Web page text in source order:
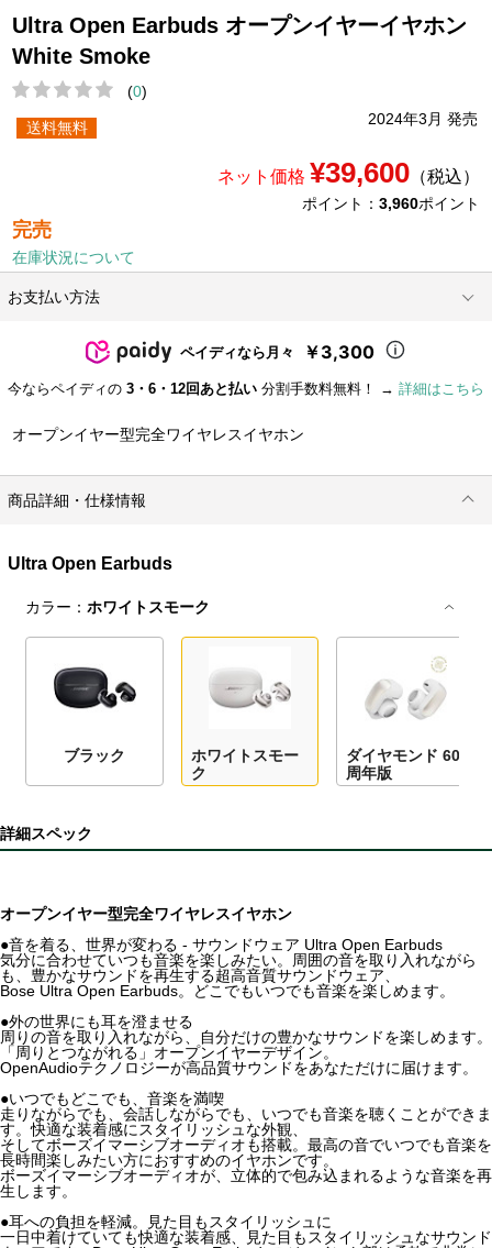
Ultra Open Earbuds オープンイヤーイヤホン
White Smoke
(0)
2024年3月 発売
送料無料
ネット価格 ¥39,600（税込）
ポイント： 3,960ポイント
完売
在庫状況について
お支払い方法
ペイディなら月々 ￥3,300
今ならペイディの 3・6・12回あと払い 分割手数料無料！ → 詳細はこちら
オープンイヤー型完全ワイヤレスイヤホン
商品詳細・仕様情報
Ultra Open Earbuds
カラー：ホワイトスモーク
ブラック
ホワイトスモー
ク
ダイヤモンド 60
周年版
詳細スペック
オープンイヤー型完全ワイヤレスイヤホン
●音を着る、世界が変わる - サウンドウェア Ultra Open Earbuds
気分に合わせていつも音楽を楽しみたい。周囲の音を取り入れながら
も、豊かなサウンドを再生する超高音質サウンドウェア、
Bose Ultra Open Earbuds。どこでもいつでも音楽を楽しめます。
●外の世界にも耳を澄ませる
周りの音を取り入れながら、自分だけの豊かなサウンドを楽しめます。
「周りとつながれる」オープンイヤーデザイン。
OpenAudioテクノロジーが高品質サウンドをあなただけに届けます。
●いつでもどこでも、音楽を満喫
走りながらでも、会話しながらでも、いつでも音楽を聴くことができま
す。快適な装着感にスタイリッシュな外観、
そしてボーズイマーシブオーディオも搭載。最高の音でいつでも音楽を
長時間楽しみたい方におすすめのイヤホンです。
ボーズイマーシブオーディオが、立体的で包み込まれるような音楽を再
生します。
●耳への負担を軽減。見た目もスタイリッシュに
一日中着けていても快適な装着感、見た目もスタイリッシュなサウンド